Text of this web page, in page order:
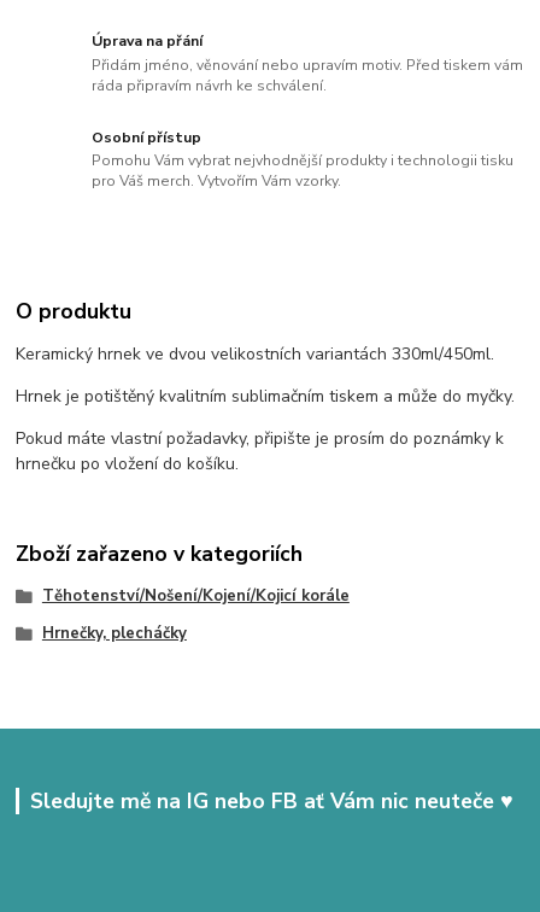
Úprava na přání
Přidám jméno, věnování nebo upravím motiv. Před tiskem vám
ráda připravím návrh ke schválení.
Osobní přístup
Pomohu Vám vybrat nejvhodnější produkty i technologii tisku
pro Váš merch. Vytvořím Vám vzorky.
O produktu
Keramický hrnek ve dvou velikostních variantách 330ml/450ml.
Hrnek je potištěný kvalitním sublimačním tiskem a může do myčky.
Pokud máte vlastní požadavky, připište je prosím do poznámky k
hrnečku po vložení do košíku.
Zboží zařazeno v kategoriích
Těhotenství/Nošení/Kojení/Kojicí korále
Hrnečky, plecháčky
Sledujte mě na IG nebo FB ať Vám nic neuteče ♥